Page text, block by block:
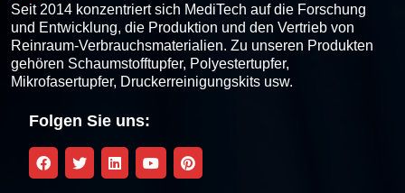
Seit 2014 konzentriert sich MediTech auf die Forschung
und Entwicklung, die Produktion und den Vertrieb von
Reinraum-Verbrauchsmaterialien. Zu unseren Produkten
gehören Schaumstofftupfer, Polyestertupfer,
Mikrofasertupfer, Druckerreinigungskits usw.
Folgen Sie uns: